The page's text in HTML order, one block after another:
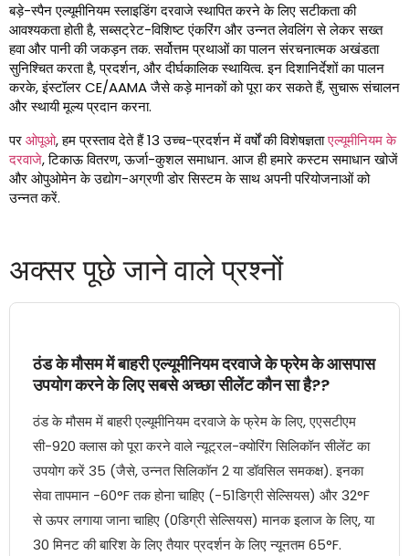
बड़े-स्पैन एल्यूमीनियम स्लाइडिंग दरवाजे स्थापित करने के लिए सटीकता की
आवश्यकता होती है, सब्सट्रेट-विशिष्ट एंकरिंग और उन्नत लेवलिंग से लेकर सख्त
हवा और पानी की जकड़न तक. सर्वोत्तम प्रथाओं का पालन संरचनात्मक अखंडता
सुनिश्चित करता है, प्रदर्शन, और दीर्घकालिक स्थायित्व. इन दिशानिर्देशों का पालन
करके, इंस्टॉलर CE/AAMA जैसे कड़े मानकों को पूरा कर सकते हैं, सुचारू संचालन
और स्थायी मूल्य प्रदान करना.
परओपूओ, हम प्रस्ताव देते हैं 13 उच्च-प्रदर्शन में वर्षों की विशेषज्ञताएल्यूमीनियम के
दरवाजे, टिकाऊ वितरण, ऊर्जा-कुशल समाधान. आज ही हमारे कस्टम समाधान खोजें
और ओपुओमेन के उद्योग-अग्रणी डोर सिस्टम के साथ अपनी परियोजनाओं को
उन्नत करें.
अक्सर पूछे जाने वाले प्रश्नों
ठंड के मौसम में बाहरी एल्यूमीनियम दरवाजे के फ्रेम के आसपास
उपयोग करने के लिए सबसे अच्छा सीलेंट कौन सा है??
ठंड के मौसम में बाहरी एल्यूमीनियम दरवाजे के फ्रेम के लिए, एएसटीएम
सी-920 क्लास को पूरा करने वाले न्यूट्रल-क्योरिंग सिलिकॉन सीलेंट का
उपयोग करें 35 (जैसे, उन्नत सिलिकॉन 2 या डॉवसिल समकक्ष). इनका
सेवा तापमान -60°F तक होना चाहिए (-51डिग्री सेल्सियस) और 32°F
से ऊपर लगाया जाना चाहिए (0डिग्री सेल्सियस) मानक इलाज के लिए, या
30 मिनट की बारिश के लिए तैयार प्रदर्शन के लिए न्यूनतम 65°F.